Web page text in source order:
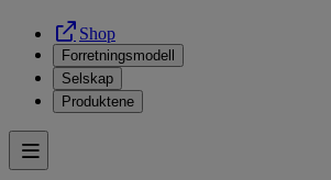
Shop
Forretningsmodell
Selskap
Produktene